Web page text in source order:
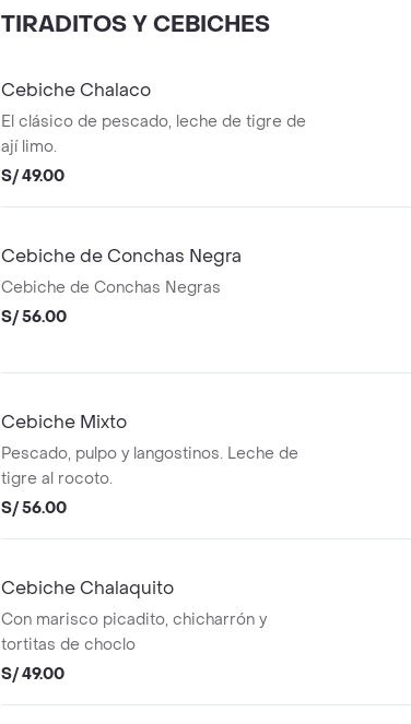
TIRADITOS Y CEBICHES
Cebiche Chalaco
El clásico de pescado, leche de tigre de
ají limo.
S/ 49.00
Cebiche de Conchas Negra
Cebiche de Conchas Negras
S/ 56.00
Cebiche Mixto
Pescado, pulpo y langostinos. Leche de
tigre al rocoto.
S/ 56.00
Cebiche Chalaquito
Con marisco picadito, chicharrón y
tortitas de choclo
S/ 49.00